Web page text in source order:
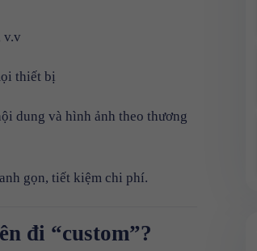
v.v
thiết bị
dung và hình ảnh theo thương
gọn, tiết kiệm chi phí.
đi “custom”?